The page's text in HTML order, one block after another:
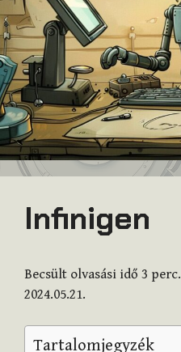
Infinigen
Becsült olvasási idő 3 perc.
2024.05.21.
Tartalomjegyzék